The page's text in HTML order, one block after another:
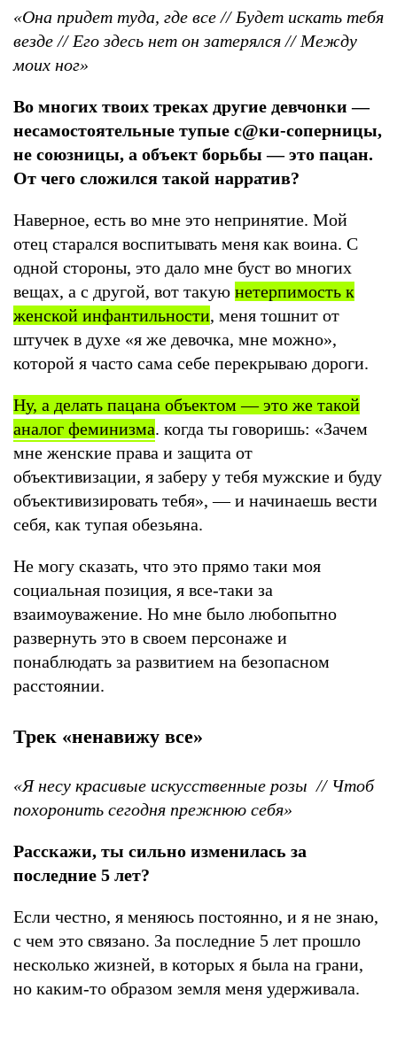
«Она придет туда, где все // Будет искать тебя
везде // Его здесь нет он затерялся // Между
моих ног»
Во многих твоих треках другие девчонки —
несамостоятельные тупые с@ки-соперницы,
не союзницы, а объект борьбы — это пацан.
От чего сложился такой нарратив?
Наверное, есть во мне это непринятие. Мой
отец старался воспитывать меня как воина. С
одной стороны, это дало мне буст во многих
вещах, а с другой, вот такую нетерпимость к
женской инфантильности, меня тошнит от
штучек в духе «я же девочка, мне можно»,
которой я часто сама себе перекрываю дороги.
Ну, а делать пацана объектом — это же такой
аналог феминизма. когда ты говоришь: «Зачем
мне женские права и защита от
объективизации, я заберу у тебя мужские и буду
объективизировать тебя», — и начинаешь вести
себя, как тупая обезьяна.
Не могу сказать, что это прямо таки моя
социальная позиция, я все-таки за
взаимоуважение. Но мне было любопытно
развернуть это в своем персонаже и
понаблюдать за развитием на безопасном
расстоянии.
Трек «ненавижу все»
«Я несу красивые искусственные розы // Чтоб
похоронить сегодня прежнюю себя»
Расскажи, ты сильно изменилась за
последние 5 лет?
Если честно, я меняюсь постоянно, и я не знаю,
с чем это связано. За последние 5 лет прошло
несколько жизней, в которых я была на грани,
но каким-то образом земля меня удерживала.